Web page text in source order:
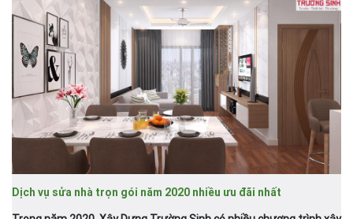
Dịch vụ sửa nhà trọn gói năm 2020 nhiều ưu đãi nhất